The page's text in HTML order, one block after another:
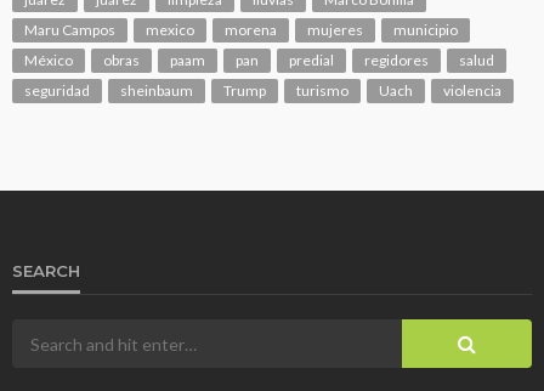
Maru Campos
mexico morena mujeres
municipio
México
obras paam pan predial regidores
salud
seguridad
sheinbaum Trump turismo Uach violencia
SEARCH